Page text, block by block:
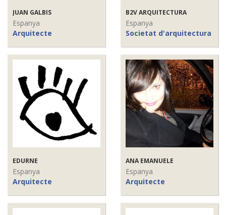
JUAN GALBIS
Espanya
Arquitecte
B2V ARQUITECTURA
Espanya
Societat d'arquitectura
EDURNE
Espanya
Arquitecte
ANA EMANUELE
Espanya
Arquitecte